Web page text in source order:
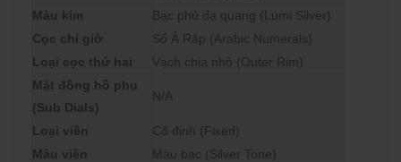
Màu kim
Bạc phủ dạ quang (Lumi Silver)
Cọc chỉ giờ
Số Ả Rập (Arabic Numerals)
Loại cọc thứ hai
Vạch chia nhỏ (Outer Rim)
Mặt đồng hồ phụ
(Sub Dials)
N/A
Loại viền
Cố định (Fixed)
Màu viền
Màu bạc (Silver Tone)